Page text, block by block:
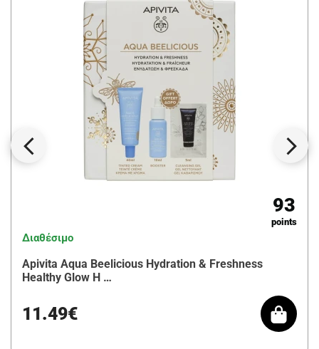
93
points
Διαθέσιμο
Apivita Aqua Beelicious Hydration & Freshness
Healthy Glow H …
11.49€